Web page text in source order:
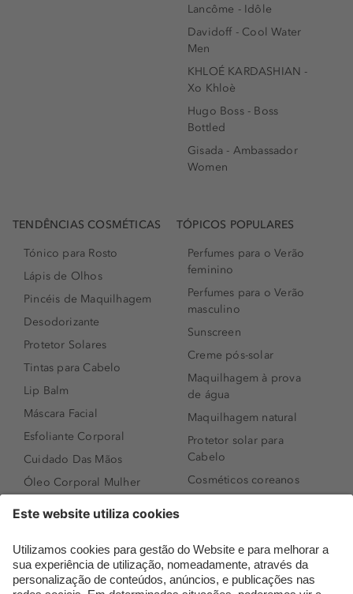
Lancôme - Idôle
Davidoff - Cool Water
Men
KHLOÉ KARDASHIAN -
Xo Khloè
Hugo Boss - Boss
Bottled
Gisada - Ambassador
Women
TENDÊNCIAS COSMÉTICAS
Tónico para Rosto
Lápis de Olhos
Pincéis de Maquilhagem
Desodorizante
Protetor Solares
Tintas para Cabelo
Lip Balm
Máscara Facial
Esfoliante Corporal
Cuidado Das Mãos
Óleo Corporal Mulher
Sérum de Rosto
Body mist & Spray
corporal
TÓPICOS POPULARES
Perfumes para o Verão
feminino
Perfumes para o Verão
masculino
Sunscreen
Creme pós-solar
Maquilhagem à prova
de água
Maquilhagem natural
Protetor solar para
Cabelo
Cosméticos coreanos
Perfumes árabes
Novidades
Melhores Perfumes